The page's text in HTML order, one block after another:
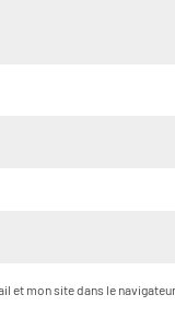
et mon site dans le